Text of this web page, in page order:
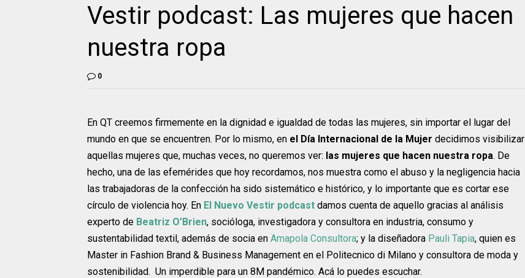
Vestir podcast: Las mujeres que hacen
nuestra ropa
0
En QT creemos firmemente en la dignidad e igualdad de todas las mujeres, sin importar el lugar del
mundo en que se encuentren. Por lo mismo, en el Día Internacional de la Mujer decidimos visibilizar
aquellas mujeres que, muchas veces, no queremos ver: las mujeres que hacen nuestra ropa. De
hecho, una de las efemérides que hoy recordamos, nos muestra como el abuso y la negligencia hacia
las trabajadoras de la confección ha sido sistemático e histórico, y lo importante que es cortar ese
círculo de violencia hoy. En El Nuevo Vestir podcast damos cuenta de aquello gracias al análisis
experto de Beatriz O’Brien, socióloga, investigadora y consultora en industria, consumo y
sustentabilidad textil, además de socia en Amapola Consultora; y la diseñadora Pauli Tapia, quien es
Master in Fashion Brand & Business Management en el Politecnico di Milano y consultora de moda y
sostenibilidad. Un imperdible para un 8M pandémico. Acá lo puedes escuchar.